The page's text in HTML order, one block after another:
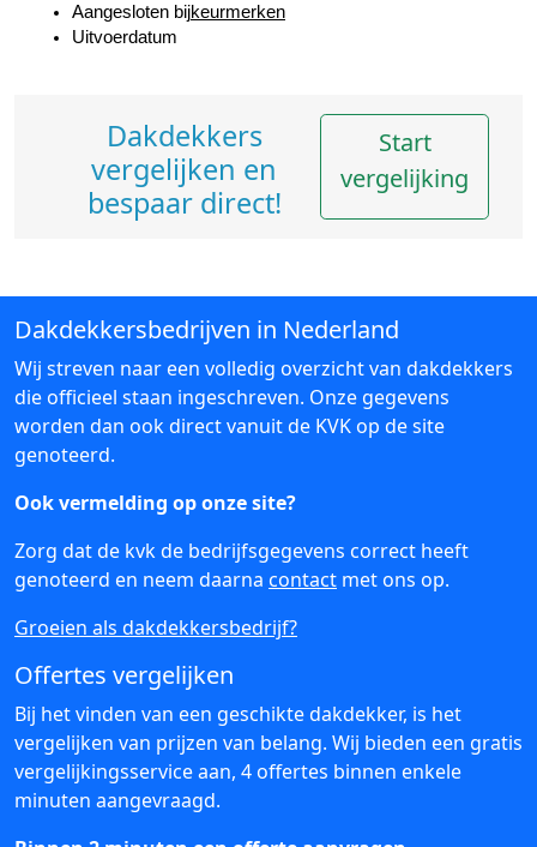
Aangesloten bijkeurmerken
Uitvoerdatum
Dakdekkers
vergelijken en
bespaar direct!
Start
vergelijking
Dakdekkersbedrijven in Nederland
Wij streven naar een volledig overzicht van dakdekkers
die officieel staan ingeschreven. Onze gegevens
worden dan ook direct vanuit de KVK op de site
genoteerd.
Ook vermelding op onze site?
Zorg dat de kvk de bedrijfsgegevens correct heeft
genoteerd en neem daarna contact met ons op.
Groeien als dakdekkersbedrijf?
Offertes vergelijken
Bij het vinden van een geschikte dakdekker, is het
vergelijken van prijzen van belang. Wij bieden een gratis
vergelijkingsservice aan, 4 offertes binnen enkele
minuten aangevraagd.